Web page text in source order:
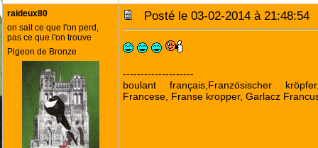
raideux80
on sait ce que l'on perd,
pas ce que l'on trouve
Pigeon de Bronze
Posté le 03-02-2014 à
--------------------
boulant français,Französischer
Francese, Franse kropper, Garlacz